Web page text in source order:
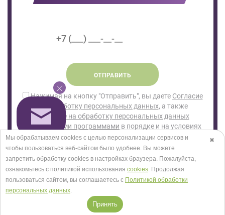
ОТПРАВИТЬ
Нажимая на кнопку "Отправить", вы даете Согласие
на обработку персональных данных, а также
Согласие на обработку персональных данных
метрическими программами в порядке и на условиях
Политики обработки персональных данных.
✖
Мы обрабатываем cookies с целью персонализации сервисов и
чтобы пользоваться веб-сайтом было удобнее. Вы можете
запретить обработку сookies в настройках браузера. Пожалуйста,
ознакомьтесь с политикой использования cookies. Продолжая
пользоваться сайтом, вы соглашаетесь с Политикой обработки
персональных данных.
Принять